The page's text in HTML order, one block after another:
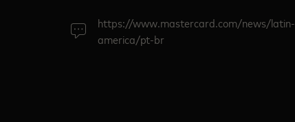
https://www.mastercard.com/news/latin-
america/pt-br